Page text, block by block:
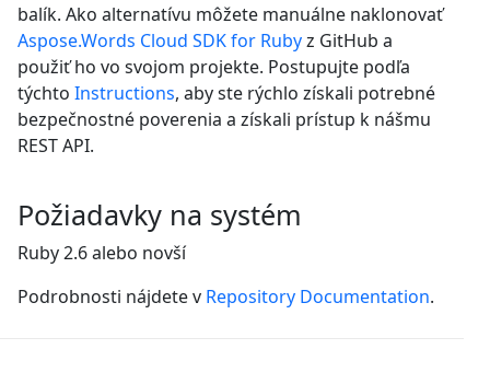
balík. Ako alternatívu môžete manuálne naklonovať
Aspose.Words Cloud SDK for Rubyz GitHub a
použiť ho vo svojom projekte. Postupujte podľa
týchto Instructions, aby ste rýchlo získali potrebné
bezpečnostné poverenia a získali prístup k nášmu
REST API.
Požiadavky na systém
Ruby 2.6 alebo novší
Podrobnosti nájdete v Repository Documentation.